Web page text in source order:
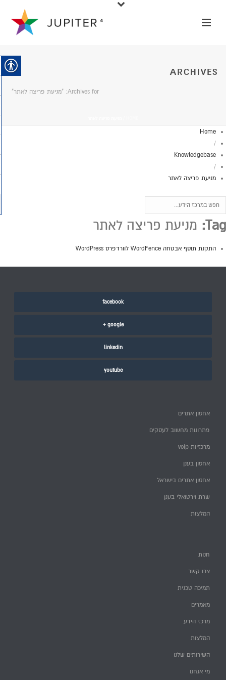
ARCHIVES
Archives for: "מניעת פריצה לאתר"
Home
/
Knowledgebase
/
מניעת פריצה לאתר
Tag: מניעת פריצה לאתר
התקנת תוסף אבטחה WordFence לוורדפרס WordPress
facebook
google +
linkedin
youtube
אחסון אתרים
פתרונות מחשוב לעסקים
מרכזיות voip
אחסון בענן
אחסון אתרים בישראל
שרת וירטואלי בענן
המלצות
חנות
צרו קשר
תמיכה טכנית
מאמרים
מרכז הידע
המלצות
השירותים שלנו
מי אנחנו